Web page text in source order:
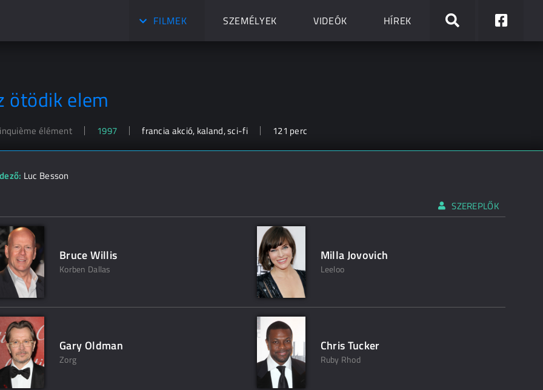
FILMEK SZEMÉLYEK VIDEÓK HÍREK
ötödik elem
élément 1997 francia akció, kaland, sci-fi 121 perc
Luc Besson
SZEREPLŐK
Bruce Willis
Korben Dallas
Milla Jovovich
Leeloo
Gary Oldman
Zorg
Chris Tucker
Ruby Rhod